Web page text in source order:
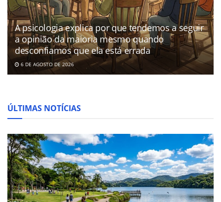
A psicologia explica por que tendemos a seguir
a opinião da maioria mesmo quando
desconfiamos que ela está errada
6 DE AGOSTO DE 2026
ÚLTIMAS NOTÍCIAS